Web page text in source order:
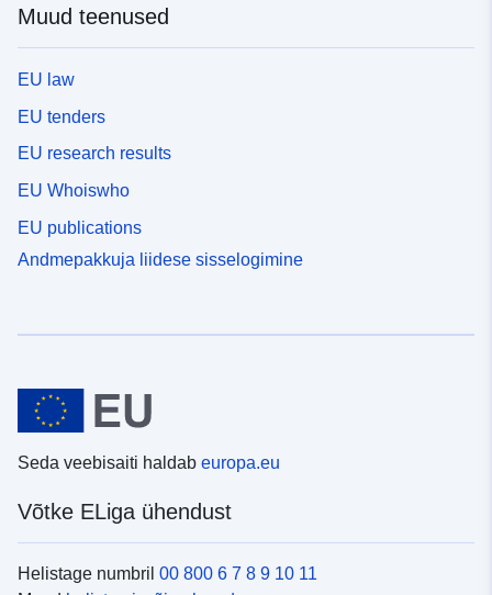
Muud teenused
EU law
EU tenders
EU research results
EU Whoiswho
EU publications
Andmepakkuja liidese sisselogimine
Seda veebisaiti haldab europa.eu
Võtke ELiga ühendust
Helistage numbril 00 800 6 7 8 9 10 11